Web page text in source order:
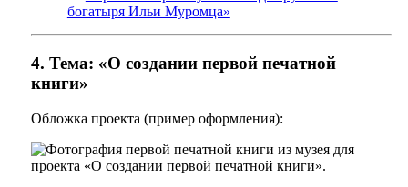
богатыря Ильи Муромца»
4. Тема: «О создании первой печатной
книги»
Обложка проекта (пример оформления):